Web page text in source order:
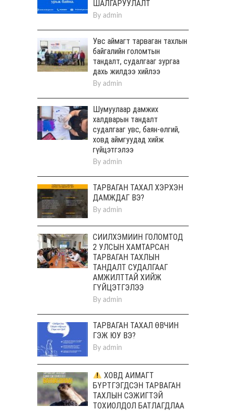
ШАЛГАРУУЛАЛТ
By admin
Увс аймагт тарваган тахлын
байгалийн голомтын
тандалт, судалгааг зургаа
дахь жилдээ хийлээ
By admin
Шумуулаар дамжих
халдварын тандалт
судалгааг увс, баян-өлгий,
ховд аймгуудад хийж
гүйцэтгэлээ
By admin
ТАРВАГАН ТАХАЛ ХЭРХЭН
ДАМЖДАГ ВЭ?
By admin
СИЙЛХЭМИЙН ГОЛОМТОД
2 УЛСЫН ХАМТАРСАН
ТАРВАГАН ТАХЛЫН
ТАНДАЛТ СУДАЛГААГ
АМЖИЛТТАЙ ХИЙЖ
ГҮЙЦЭТГЭЛЭЭ
By admin
ТАРВАГАН ТАХАЛ ӨВЧИН
ГЭЖ ЮУ ВЭ?
By admin
ХОВД АЙМАГТ
БҮРТГЭГДСЭН ТАРВАГАН
ТАХЛЫН СЭЖИГТЭЙ
ТОХИОЛДОЛ БАТЛАГДЛАА